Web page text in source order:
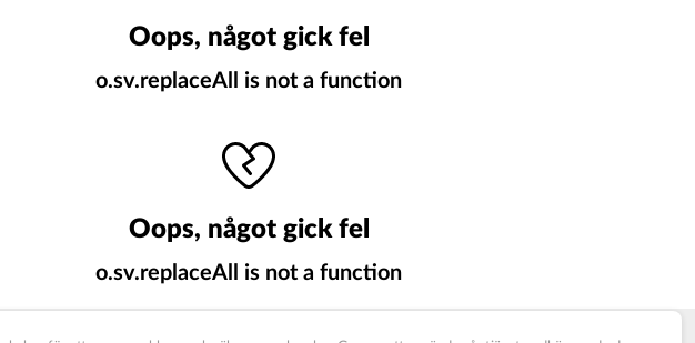
Oops, något gick fel
o.sv.replaceAll is not a function
Oops, något gick fel
o.sv.replaceAll is not a function